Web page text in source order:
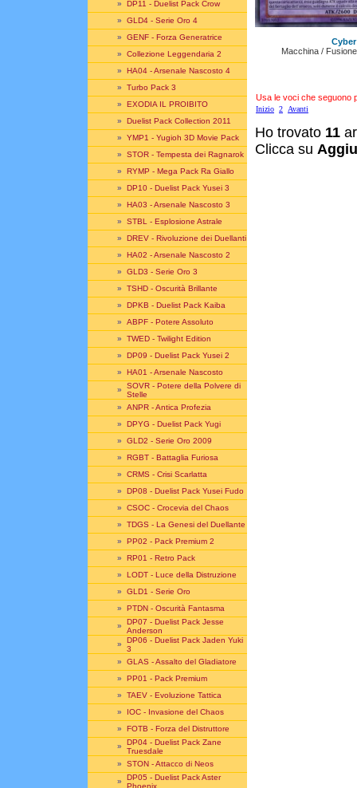
» DP11 - Duelist Pack Crow
» GLD4 - Serie Oro 4
» GENF - Forza Generatrice
» Collezione Leggendaria 2
» HA04 - Arsenale Nascosto 4
» Turbo Pack 3
» EXODIA IL PROIBITO
» Duelist Pack Collection 2011
» YMP1 - Yugioh 3D Movie Pack
» STOR - Tempesta dei Ragnarok
» RYMP - Mega Pack Ra Giallo
» DP10 - Duelist Pack Yusei 3
» HA03 - Arsenale Nascosto 3
» STBL - Esplosione Astrale
» DREV - Rivoluzione dei Duellanti
» HA02 - Arsenale Nascosto 2
» GLD3 - Serie Oro 3
» TSHD - Oscurità Brillante
» DPKB - Duelist Pack Kaiba
» ABPF - Potere Assoluto
» TWED - Twilight Edition
» DP09 - Duelist Pack Yusei 2
» HA01 - Arsenale Nascosto
» SOVR - Potere della Polvere di
Stelle
» ANPR - Antica Profezia
» DPYG - Duelist Pack Yugi
» GLD2 - Serie Oro 2009
» RGBT - Battaglia Furiosa
» CRMS - Crisi Scarlatta
» DP08 - Duelist Pack Yusei Fudo
» CSOC - Crocevia del Chaos
» TDGS - La Genesi del Duellante
» PP02 - Pack Premium 2
» RP01 - Retro Pack
» LODT - Luce della Distruzione
» GLD1 - Serie Oro
» PTDN - Oscurità Fantasma
» DP07 - Duelist Pack Jesse
Anderson
» DP06 - Duelist Pack Jaden Yuki
3
» GLAS - Assalto del Gladiatore
» PP01 - Pack Premium
» TAEV - Evoluzione Tattica
» IOC - Invasione del Chaos
» FOTB - Forza del Distruttore
» DP04 - Duelist Pack Zane
Truesdale
» STON - Attacco di Neos
» DP05 - Duelist Pack Aster
Phoenix
Macchina /
Usa le voci che seguono
Inizio 2 Avanti
Ho trovato 11
Clicca su